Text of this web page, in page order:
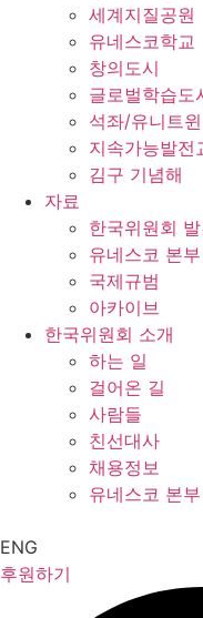
세계지질공원
유네스코학교
창의도시
글로벌학습도
석좌/유니트윈
지속가능발전
김구 기념해
자료
한국위원회
유네스코 본
국제규범
아카이브
한국위원회 소개
하는 일
걸어온 길
사람들
친선대사
채용정보
유네스코 본부
ENG
후원하기